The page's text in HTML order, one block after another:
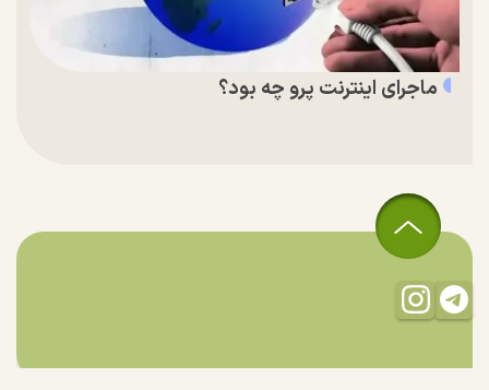
ماجرای اینترنت پرو چه بود؟